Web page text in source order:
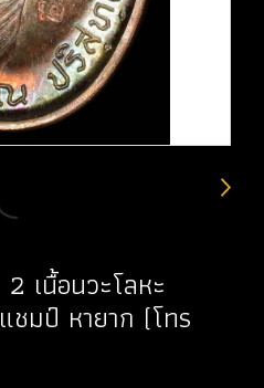
เนื้อนวะโลหะ
ชมป์ หายาก (โทร